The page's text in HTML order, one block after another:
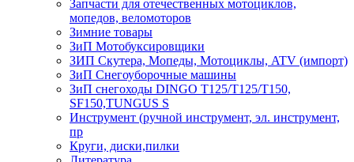
Запчасти для отечественных мотоциклов,
мопедов, веломоторов
Зимние товары
ЗиП Мотобуксировщики
ЗИП Скутера, Мопеды, Мотоциклы, ATV (импорт)
ЗиП Снегоуборочные машины
ЗиП снегоходы DINGO T125/T125/T150,
SF150,TUNGUS S
Инструмент (ручной инструмент, эл. инструмент,
пр
Круги, диски,пилки